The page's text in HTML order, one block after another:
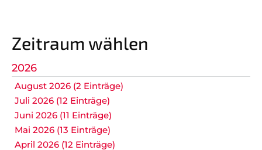
Zeitraum wählen
2026
August 2026 (2 Einträge)
Juli 2026 (12 Einträge)
Juni 2026 (11 Einträge)
Mai 2026 (13 Einträge)
April 2026 (12 Einträge)